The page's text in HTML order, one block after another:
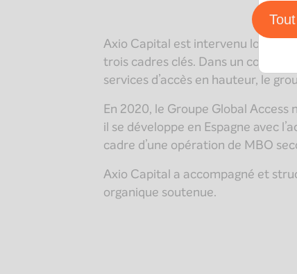
Axio Capital est intervenu lors
trois cadres clés. Dans un
services d’accès en hauteur, le
En 2020, le Groupe Global
il se développe en Espagne avec
cadre d’une opération de MBO
Axio Capital a accompagné et
organique soutenue.